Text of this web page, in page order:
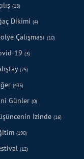
(18)
Dikimi (4)
Çalışması (10)
19 (3)
(75)
(435)
Günler (0)
İzinde (16)
(190)
(12)